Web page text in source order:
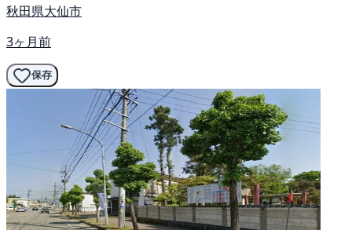
秋田県大仙市
3ヶ月前
保存